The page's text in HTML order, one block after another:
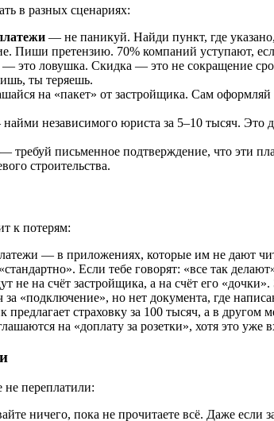
в разных сценариях:
— не паникуй. Найди пункт, где
Пиши претензию. 70% компаний уступают,
— это ловушка. Скидка — это не сокращение
ты теряешь.
на «пакет» от застройщика. Сам оформляй
независимого юриста за 5–10 тысяч. Это
— требуй письменное подтверждение, что эти
строительства.
к потерям:
— в приложениях, которые им не дают
Если тебе говорят: «все так
не на счёт застройщика, а на счёт его
«подключение», но нет документа, где
страховку за 100 тысяч, а в
на «доплату за розетки», хотя это уже
не переплатили:
ничего, пока не прочитаете всё. Даже